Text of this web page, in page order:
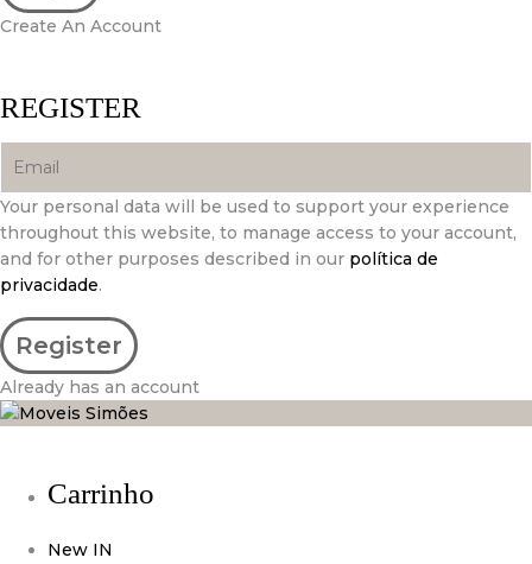
Create An Account
REGISTER
Your personal data will be used to support your experience
throughout this website, to manage access to your account,
and for other purposes described in our política de
privacidade.
Already has an account
Carrinho
New IN